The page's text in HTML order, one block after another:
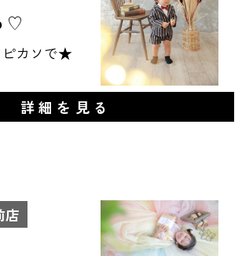
♡
カソで★
詳細を見る
店